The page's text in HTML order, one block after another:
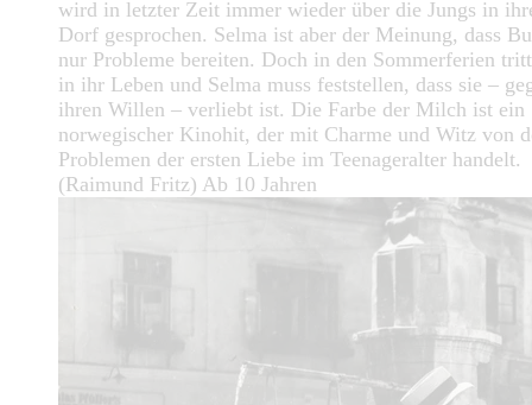
wird in letzter Zeit immer wieder über die Jungs in
Dorf gesprochen. Selma ist aber der Meinung, dass
nur Probleme bereiten. Doch in den Sommerferien
in ihr Leben und Selma muss feststellen, dass sie –
ihren Willen – verliebt ist. Die Farbe der Milch ist ein
norwegischer Kinohit, der mit Charme und Witz von
Problemen der ersten Liebe im Teenageralter handelt.
(Raimund Fritz) Ab 10 Jahren